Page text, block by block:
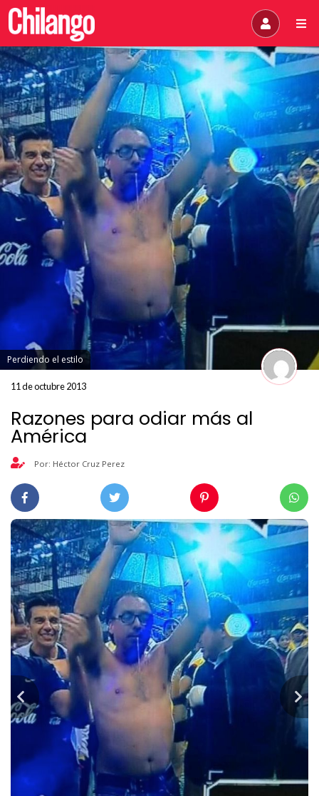
Perdiendo el estilo
11 de octubre 2013
Razones para odiar más al
América
Por: Héctor Cruz Perez